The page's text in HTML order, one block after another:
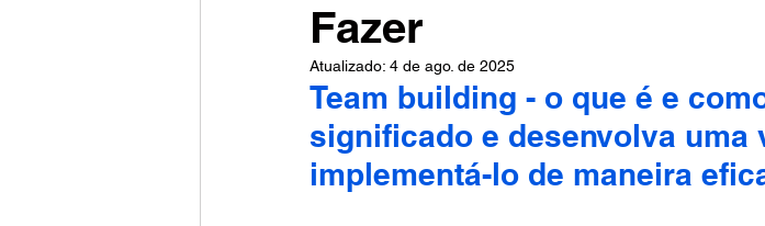
Fazer
Atualizado: 4 de ago. de 2025
Team building - o que é e
significado e desenvolva uma
implementá-lo de maneira